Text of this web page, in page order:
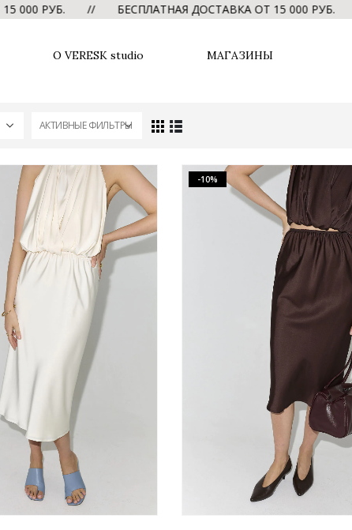
РУБ. // БЕСПЛАТНАЯ ДОСТАВКА ОТ 15 000 РУБ. //
О VERESK studio МАГАЗИНЫ
АКТИВНЫЕ ФИЛЬТРЫ
-10%